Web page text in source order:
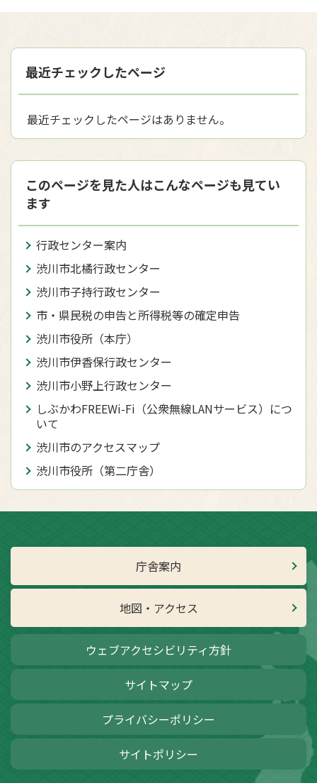
最近チェックしたページ
最近チェックしたページはありません。
このページを見た人はこんなページも見てい
ます
行政センター案内
渋川市北橘行政センター
渋川市子持行政センター
市・県民税の申告と所得税等の確定申告
渋川市役所（本庁）
渋川市伊香保行政センター
渋川市小野上行政センター
しぶかわFREEWi-Fi（公衆無線LANサービス）につ
いて
渋川市のアクセスマップ
渋川市役所（第二庁舎）
庁舎案内
地図・アクセス
ウェブアクセシビリティ方針
サイトマップ
プライバシーポリシー
サイトポリシー